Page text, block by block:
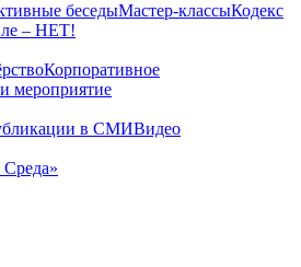
беседыМастер-классыКодекс
– НЕТ!
Корпоративное
мероприятие
в СМИВидео
Среда»